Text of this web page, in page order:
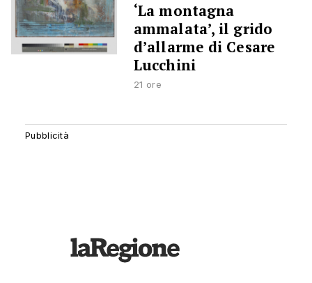
‘La montagna
ammalata’, il grido
d’allarme di Cesare
Lucchini
21 ore